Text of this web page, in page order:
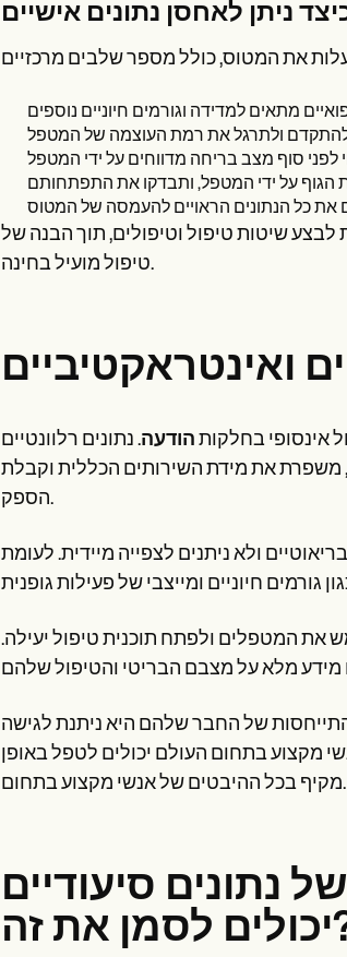
לבצע שיטות טיפול וטיפולים, תוך הבנה של
טיפול מועיל בחינה.
ואינטראקטיביים
אינסופי בחלקות הודעה. נתונים רלוונטיים
משפרת את מידת השירותים הכללית וקבלת
הספק.
ולא ניתנים לצפייה מיידית. לעומת
את המטפלים ולפתח תוכנית טיפול יעילה.
של החבר שלהם היא ניתנת לגישה
מקצוע בתחום העולם יכולים לטפל באופן
מקיף בכל ההיבטים של אנשי מקצוע בתחום.
נתונים סיעודיים
את זה?